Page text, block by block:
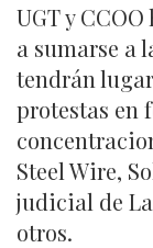
UGT y
a sumarse a
tendrán
protestas en
Steel Wire,
judicial de
otros.